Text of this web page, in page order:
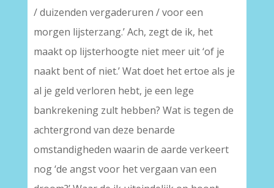
/ duizenden vergaderuren / voor een
morgen lijsterzang.’ Ach, zegt de ik, het
maakt op lijsterhoogte niet meer uit ‘of je
naakt bent of niet.’ Wat doet het ertoe als je
al je geld verloren hebt, je een lege
bankrekening zult hebben? Wat is tegen de
achtergrond van deze benarde
omstandigheden waarin de aarde verkeert
nog ‘de angst voor het vergaan van een